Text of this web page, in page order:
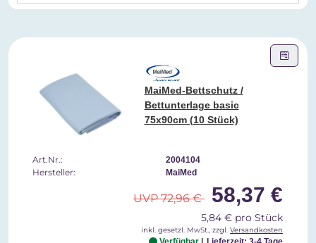
MaiMed-Bettschutz /
Bettunterlage basic
75x90cm (10 Stück)
Art.Nr.: 2004104
Hersteller: MaiMed
UVP 72,96 € 58,37 €
5,84 € pro Stück
inkl. gesetzl. MwSt., zzgl. Versandkosten